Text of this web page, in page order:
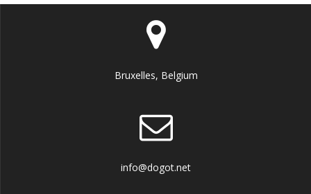
Bruxelles, Belgium
info@dogot.net